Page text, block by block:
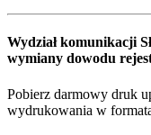
Wydział komunikacji
wymiany dowodu
Pobierz darmowy druk
wydrukowania w